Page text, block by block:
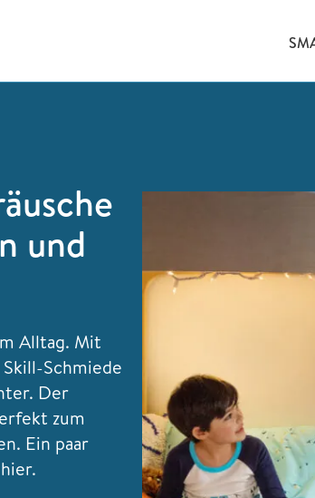
und
Alltag. Mit
Schmiede
Der
zum
Ein paar